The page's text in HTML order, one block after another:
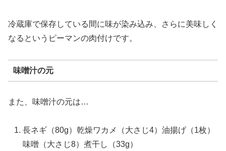
冷蔵庫で保存している間に味が染み込み、さらに美味しく
なるというピーマンの肉付けです。
味噌汁の元
また、味噌汁の元は…
長ネギ（80g）乾燥ワカメ（大さじ4）油揚げ（1枚）
味噌（大さじ8）煮干し（33g）